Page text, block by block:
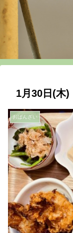
1月30日(木)
おばんざい